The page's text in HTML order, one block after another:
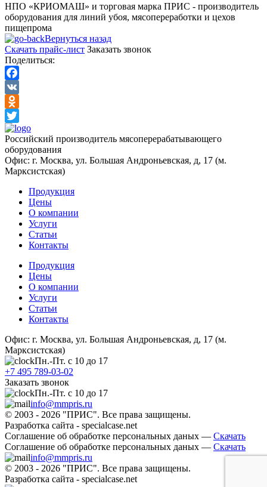
НПО «КРИОМАШ» и торговая марка ПРИС - производитель
оборудования для линий убоя, мясопереработки и цехов
пищепрома
Вернуться назад
Скачать прайс-лист Заказать звонок
Поделиться:
Facebook
VK
Odnoklassniki
Twitter
Российский производитель мясоперерабатывающего
оборудования
Офис: г. Москва, ул. Большая Андроньевская, д, 17 (м.
Марксистская)
Продукция
Цены
О компании
Услуги
Статьи
Контакты
Продукция
Цены
О компании
Услуги
Статьи
Контакты
Офис: г. Москва, ул. Большая Андроньевская, д, 17 (м.
Марксистская)
Пн.-Пт. с 10 до 17
+7 495 789-03-02
Заказать звонок
Пн.-Пт. с 10 до 17
info@mmpris.ru
© 2003 - 2026 "ПРИС". Все права защищены.
Разработка сайта - specialcase.net
Соглашение об обработке персональных даных — Скачать
Соглашение об обработке персональных даных — Скачать
info@mmpris.ru
© 2003 - 2026 "ПРИС". Все права защищены.
Разработка сайта - specialcase.net